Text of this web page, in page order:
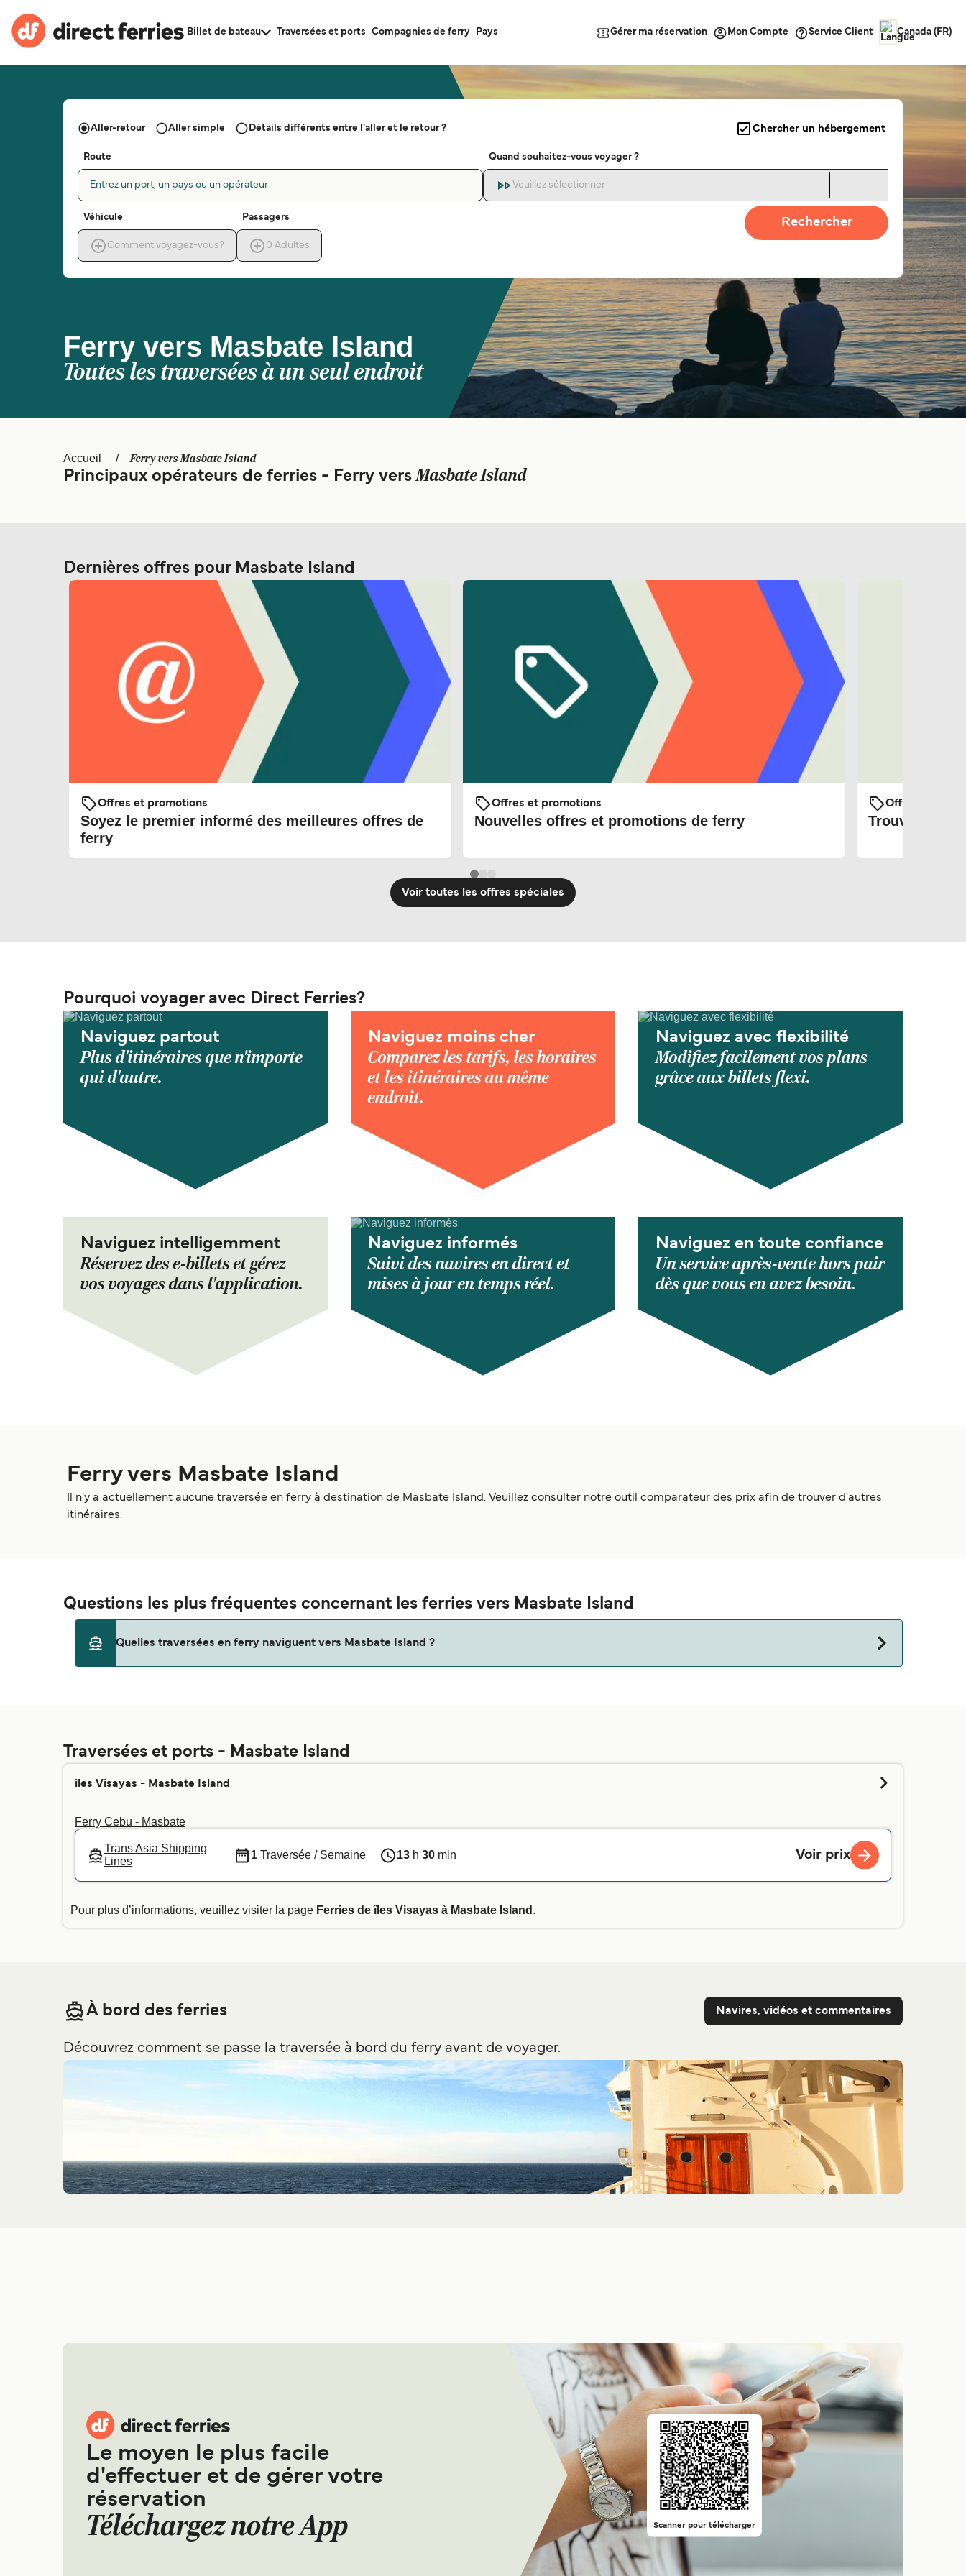
Billet de bateau Traversées et ports Compagnies de ferry Pays Gérer ma réservation Mon Compte Service Client Canada (FR)
Ferry vers Masbate Island
Toutes les traversées à un seul endroit
Aller-retour Aller simple Détails différents entre l'aller et le retour ? Chercher un hébergement
Route
Entrez un port, un pays ou un opérateur
Quand souhaitez-vous voyager ?
Veuillez sélectionner
Véhicule
Comment voyagez-vous?
Passagers
0 Adultes
Rechercher
Accueil Ferry vers Masbate Island
Principaux opérateurs de ferries - Ferry versMasbate Island
Dernières offres pour Masbate Island
Offres et promotions
Soyez le premier informé des meilleures offres de
ferry
Offres et promotions
Nouvelles offres et promotions de ferry
Offres et
Trouvez les
Voir toutes les offres spéciales
Pourquoi voyager avec Direct Ferries?
Naviguez partout
Plus d'itinéraires que n'importe
qui d'autre.
Naviguez moins cher
Comparez les tarifs, les horaires
et les itinéraires au même
endroit.
Naviguez avec flexibilité
Modifiez facilement vos plans
grâce aux billets flexi.
Naviguez intelligemment
Réservez des e-billets et gérez
vos voyages dans l'application.
Naviguez informés
Suivi des navires en direct et
mises à jour en temps réel.
Naviguez en toute confiance
Un service après-vente hors pair
dès que vous en avez besoin.
Ferry vers Masbate Island
Il n'y a actuellement aucune traversée en ferry à destination de Masbate Island. Veuillez consulter notre outil comparateur des prix afin de trouver d'autres
itinéraires.
Questions les plus fréquentes concernant les ferries vers Masbate Island
Quelles traversées en ferry naviguent vers Masbate Island ?
Traversées et ports - Masbate Island
îles Visayas - Masbate Island
Ferry Cebu - Masbate
Trans Asia Shipping
Lines
1Traversée / Semaine 13 h30 min Voir prix
Pour plus d’informations, veuillez visiter la page Ferries de îles Visayas à Masbate Island .
À bord des ferries Navires, vidéos et commentaires
Découvrez comment se passe la traversée à bord du ferry avant de voyager.
Le moyen le plus facile
d'effectuer et de gérer votre
réservation
Téléchargez notre App Scanner pour télécharger